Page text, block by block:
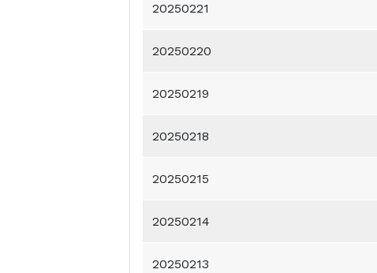
20250221
20250220
20250219
20250218
20250215
20250214
20250213